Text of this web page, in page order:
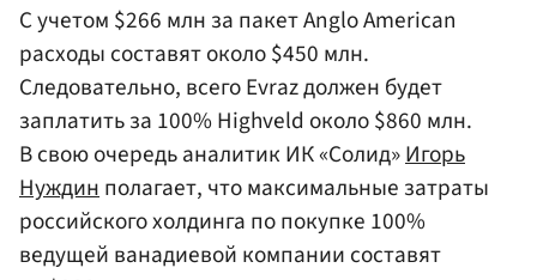
С учетом $266 млн за пакет Anglo American
расходы составят около $450 млн.
Следовательно, всего Evraz должен будет
заплатить за 100% Highveld около $860 млн.
В свою очередь аналитик ИК «Солид»Игорь
Нуждинполагает, что максимальные затраты
российского холдинга по покупке 100%
ведущей ванадиевой компании составят